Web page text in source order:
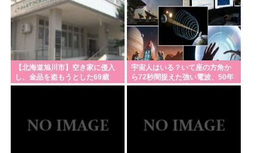
【北海道旭川市】空き家に侵入
し、金品を盗もうとした69歳
人、阿㘴上利是逮捕！
宇宙人はいる？いて座の方角か
ら72秒間捉えた強い電波、50年
間正体分からぬ「Wow！信号」